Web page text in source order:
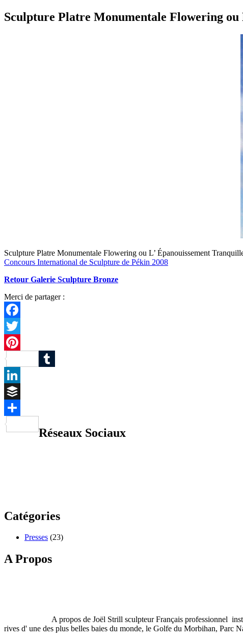
Sculpture Platre Monumentale Flowering ou
Sculpture Platre Monumentale Flowering ou L’ Épanouissement
Concours International de Sculpture de Pékin 2008
Retour Galerie Sculpture Bronze
Merci de partager :
Facebook
Twitter
Pinterest
Tumblr
LinkedIn
Buffer
Réseaux Sociaux
Catégories
Presses (23)
A Propos
A propos de Joël Strill sculpteur Français professionnel
rives d' une des plus belles baies du monde, le Golfe du Morbihan, Parc